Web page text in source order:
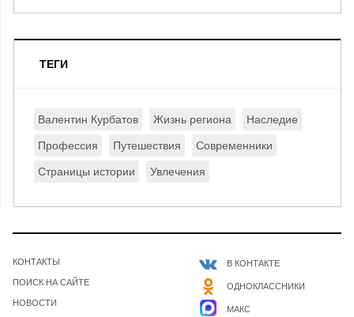
ТЕГИ
Валентин Курбатов Жизнь региона Наследие
Профессия Путешествия Современники
Страницы истории Увлечения
КОНТАКТЫ
ПОИСК НА САЙТЕ
НОВОСТИ
В КОНТАКТЕ
ОДНОКЛАССНИКИ
МАКС